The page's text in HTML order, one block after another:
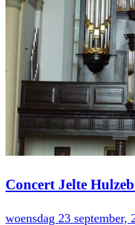
Concert Jelte
woensdag 23 september,